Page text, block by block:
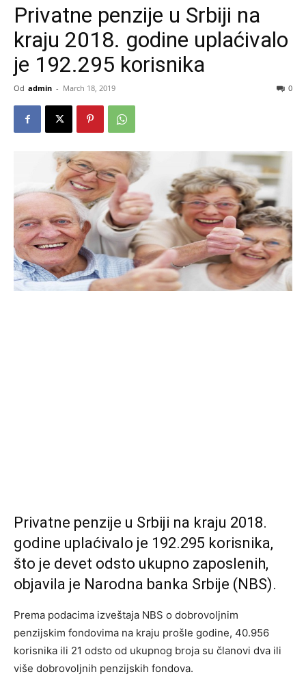
Privatne penzije u Srbiji na
kraju 2018. godine uplaćivalo
je 192.295 korisnika
Od admin - March 18, 2019 0
Privatne penzije u Srbiji na kraju 2018.
godine uplaćivalo je 192.295 korisnika,
što je devet odsto ukupno zaposlenih,
objavila je Narodna banka Srbije (NBS).
Prema podacima izveštaja NBS o dobrovoljnim
penzijskim fondovima na kraju prošle godine, 40.956
korisnika ili 21 odsto od ukupnog broja su članovi dva ili
više dobrovoljnih penzijskih fondova.